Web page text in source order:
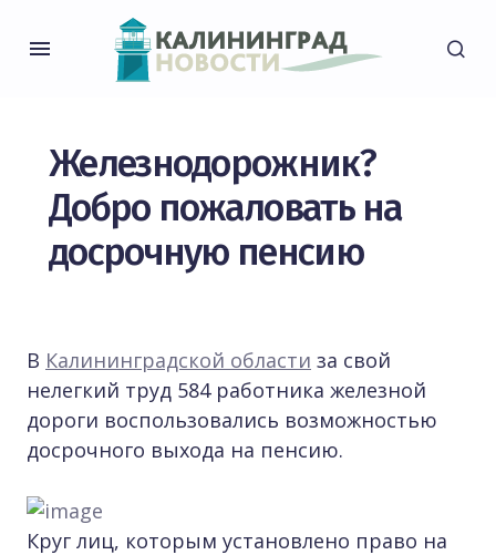
Железнодорожник?
Добро пожаловать на
досрочную пенсию
В Калининградской области за свой
нелегкий труд 584 работника железной
дороги воспользовались возможностью
досрочного выхода на пенсию.
Круг лиц, которым установлено право на